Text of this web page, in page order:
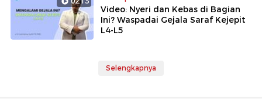
Video: Nyeri dan Kebas di Bagian
Ini? Waspadai Gejala Saraf Kejepit
L4-L5
Selengkapnya